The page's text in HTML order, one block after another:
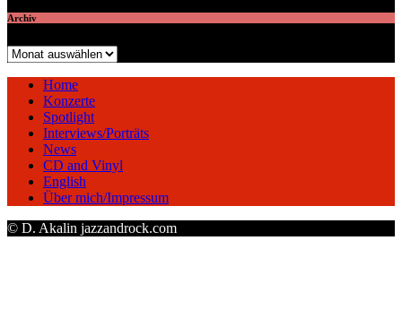
Archiv
Archiv
Home
Konzerte
Spotlight
Interviews/Porträts
News
CD and Vinyl
English
Über mich/Impressum
© D. Akalin jazzandrock.com